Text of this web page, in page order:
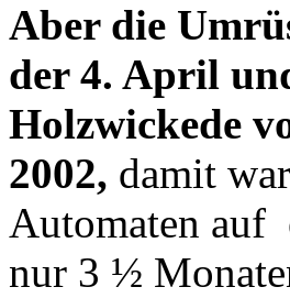
Aber die
der 4. April
Holzwickede
2002, damit
Automaten
nur 3 ½